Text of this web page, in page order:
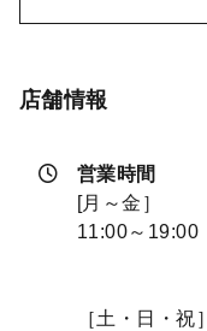
店舗情報
営業時間
[月～金］
11:00～19:00
［土・日・祝］